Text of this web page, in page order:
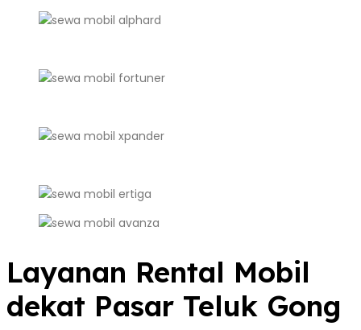
Layanan Rental Mobil
dekat Pasar Teluk Gong